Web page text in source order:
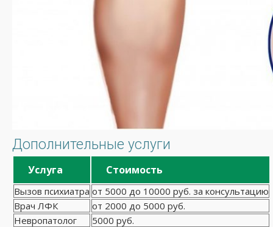
Дополнительные услуги
Услуга Стоимость
Вызов психиатра от 5000 до 10000 руб. за консультацию
Врач ЛФК
от 2000 до 5000 руб.
Невропатолог
5000 руб.